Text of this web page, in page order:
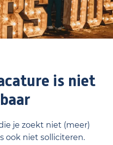
is niet
je zoekt niet (meer)
ook niet solliciteren.